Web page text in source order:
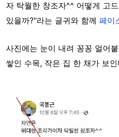
자 탁월한 창조자^^ 어떻게 고
있을까?"라는 글귀와 함께 페이
사진에는 눈이 내려 꽁꽁 얼어
쌓인 수목, 작은 집 한 채가 보인
Image